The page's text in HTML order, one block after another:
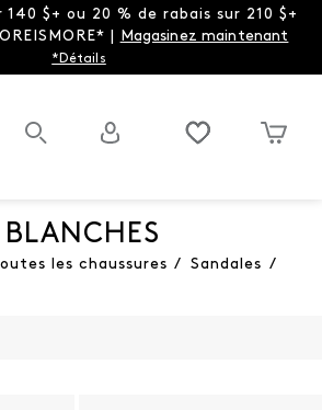
140 $+ ou 20 % de rabais sur 210 $+
| Magasinez maintenant
*Détails
les chaussures / Sandales /